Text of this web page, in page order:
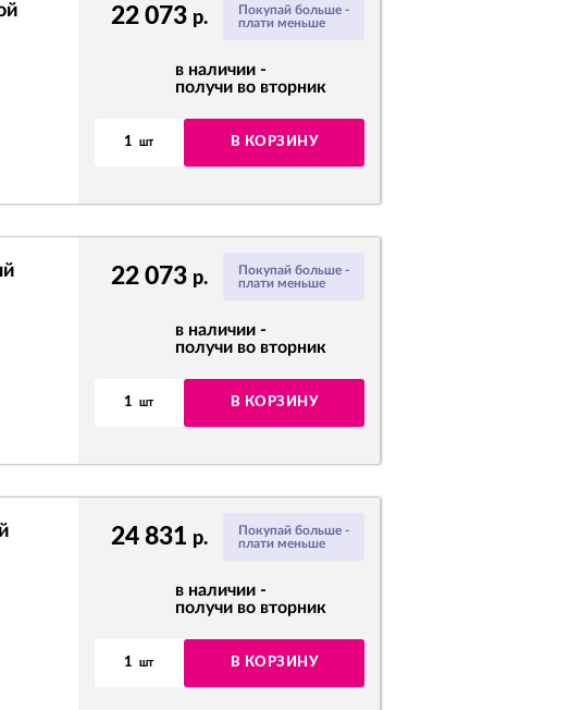
Покупай больше -
плати меньше
22 073 р.
в наличии -
получи во вторник
1 шт В КОРЗИНУ
Покупай больше -
плати меньше
22 073 р.
в наличии -
получи во вторник
1 шт В КОРЗИНУ
Покупай больше -
плати меньше
24 831 р.
в наличии -
получи во вторник
1 шт В КОРЗИНУ